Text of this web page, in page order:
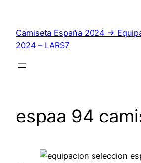
contenido
Camiseta España 2024 →
2024 – LARS7
espaa 94